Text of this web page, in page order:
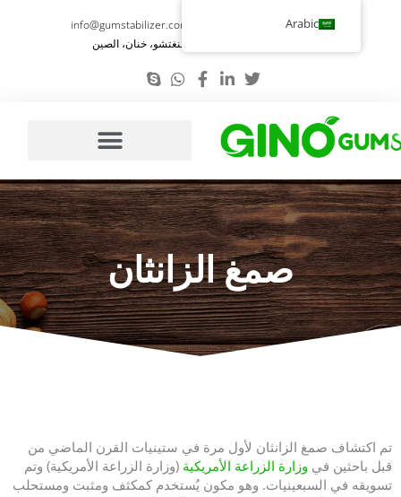
86-371-58693987
info@gumstabilizer.com
صمغ الزانثان
تم اكتشاف صمغ الزانثان لأول مرة في ستينيات القرن الماضي من
قبل باحثين في وزارة الزراعة الأمريكية (وزارة الزراعة الأمريكية) وتم
تسويقه في السبعينيات. وهو مكون يُستخدم كمكثف ومثبت ومستحلب
Arabic